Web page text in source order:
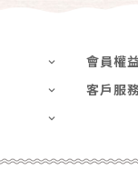
會員權
客戶服